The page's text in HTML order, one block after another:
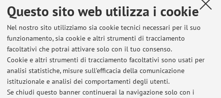
Questo sito web utilizza i cookie
Nel nostro sito utilizziamo sia cookie tecnici necessari per il suo
funzionamento, sia cookie e altri strumenti di tracciamento
facoltativi che potrai attivare solo con il tuo consenso.
Cookie e altri strumenti di tracciamento facoltativi sono usati per
analisi statistiche, misure sull'efficacia della comunicazione
istituzionale e analisi dei comportamenti degli utenti.
Se chiudi questo banner continuerai la navigazione solo con i
Contenuti utili
Home>Contenuti utili> Diritto d'autore e plagio -
informazioni utili per studentesse e studenti
Diritto d'autore e plagio - informazioni utili
per studentesse e studenti
Plagio e diritto d'autore